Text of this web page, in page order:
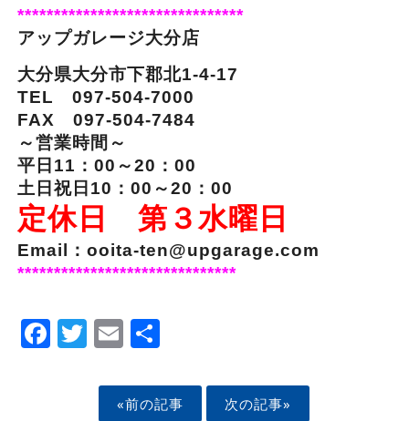
*******************************
アップガレージ大分店
大分県大分市下郡北1-4-17
TEL 097-504-7000
FAX 097-504-7484
～営業時間～
平日11：00～20：00
土日祝日10：00～20：00
定休日 第３水曜日
Email：ooita-ten@upgarage.com
******************************
Facebook
Twitter
EmailShare
«前の記事 次の記事»